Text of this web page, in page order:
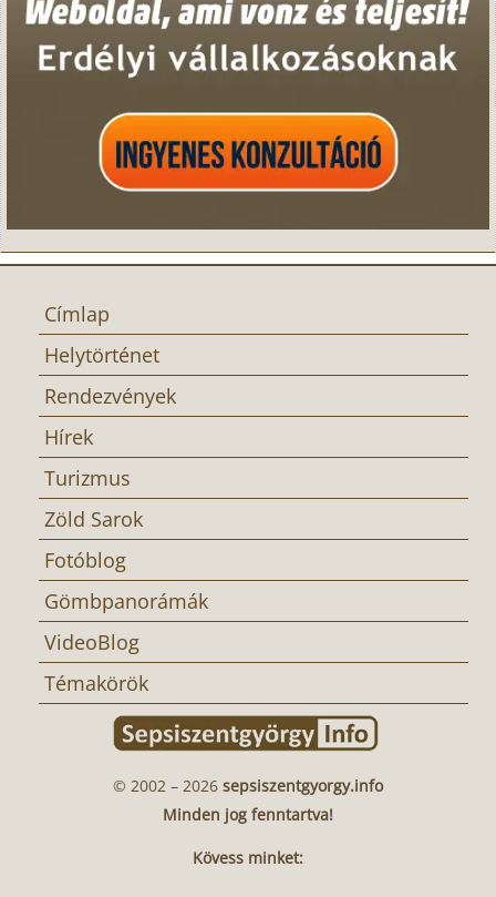
Címlap
Helytörténet
Rendezvények
Hírek
Turizmus
Zöld Sarok
Fotóblog
Gömbpanorámák
VideoBlog
Témakörök
© 2002 – 2026 sepsiszentgyorgy.info
Minden jog fenntartva!
Kövess minket: